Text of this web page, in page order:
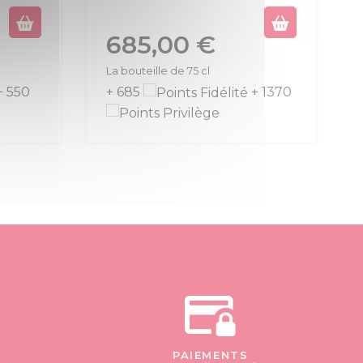
550
Prix
685,00 €
La bouteille de 75 cl
+ 685 + 1370
PAIEMENTS